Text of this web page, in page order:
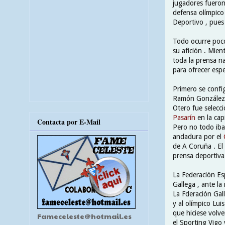
jugadores
defensa
Deportivo ,
Todo ocurre
su afición .
toda la prensa
para ofrecer
Primero se
Ramón
Otero fue
Pasarín en la
Pero no todo
andadura por el
de A Coruña .
prensa
La Federación
Gallega , ante la
La Fderación
y al olímpico
que hiciese
el Sporting Vigo
Contacta por E-Mail
Fameceleste@hotmail.es